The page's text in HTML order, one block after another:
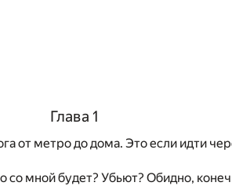
Глава 1
от метро до дома. Это если идти
мной будет? Убьют? Обидно,